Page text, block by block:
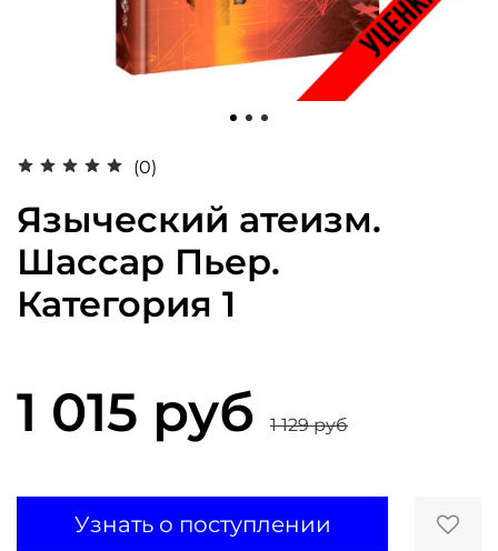
(0)
Языческий атеизм.
Шассар Пьер.
Категория 1
1 015 руб 1 129 руб
Узнать о поступлении